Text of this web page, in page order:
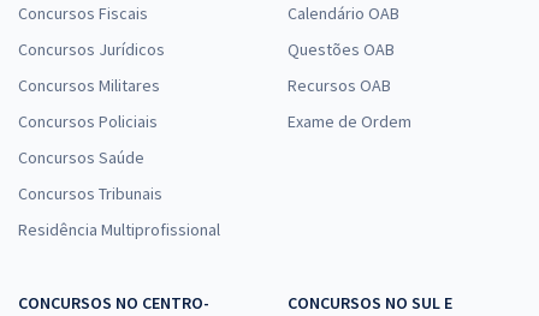
Concursos Fiscais
Concursos Jurídicos
Concursos Militares
Concursos Policiais
Concursos Saúde
Concursos Tribunais
Residência Multiprofissional
Calendário OAB
Questões OAB
Recursos OAB
Exame de Ordem
CONCURSOS NO CENTRO-
CONCURSOS NO SUL E